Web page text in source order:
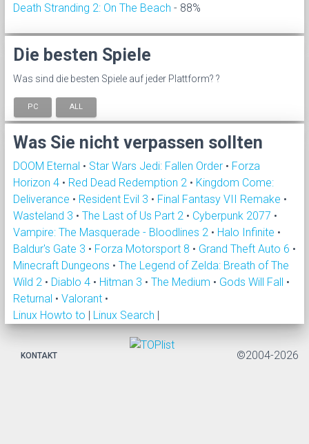
Death Stranding 2: On The Beach - 88%
Die besten Spiele
Was sind die besten Spiele auf jeder Plattform? ?
PC ALL
Was Sie nicht verpassen sollten
DOOM Eternal • Star Wars Jedi: Fallen Order • Forza
Horizon 4 • Red Dead Redemption 2 • Kingdom Come:
Deliverance • Resident Evil 3 • Final Fantasy VII Remake •
Wasteland 3 • The Last of Us Part 2 • Cyberpunk 2077 •
Vampire: The Masquerade - Bloodlines 2 • Halo Infinite •
Baldur's Gate 3 • Forza Motorsport 8 • Grand Theft Auto 6 •
Minecraft Dungeons • The Legend of Zelda: Breath of The
Wild 2 • Diablo 4 • Hitman 3 • The Medium • Gods Will Fall •
Returnal • Valorant •
Linux Howto to | Linux Search |
KONTAKT ©2004-2026